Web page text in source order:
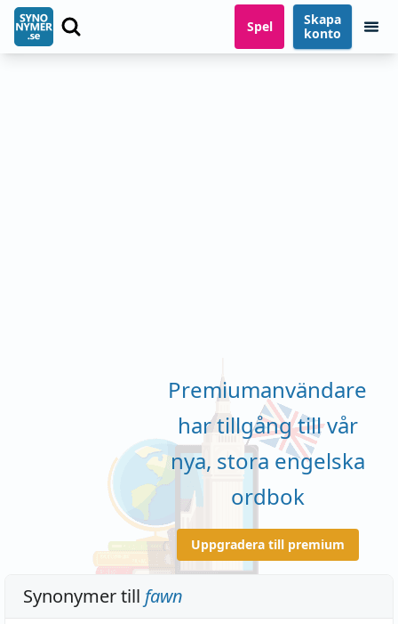
Spel
Skapa
konto
Premiumanvändare
har tillgång till vår
nya, stora engelska
ordbok
Uppgradera till premium
Synonymer till fawn